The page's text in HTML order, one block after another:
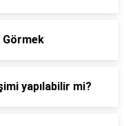
Görmek
yapılabilir mi?